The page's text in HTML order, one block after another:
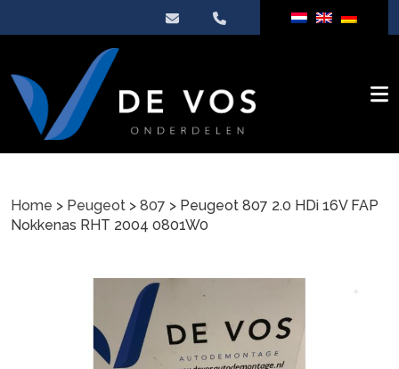
Home > Peugeot > 807 > Peugeot 807 2.0 HDi 16V FAP
Nokkenas RHT 2004 0801W0